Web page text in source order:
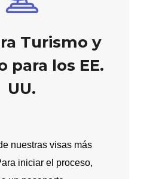
Turismo y
para los EE.
UU.
nuestras visas más
iniciar el proceso,